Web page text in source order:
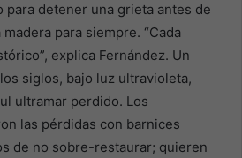
para detener una grieta antes de
para siempre. “Cada
explica Fernández. Un
siglos, bajo luz ultravioleta,
ultramar perdido. Los
las pérdidas con barnices
de no sobre-restaurar; quieren